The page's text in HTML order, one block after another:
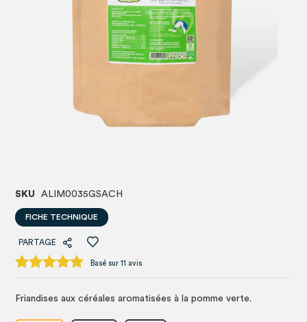
SKU ALIM0035GSACH
FICHE TECHNIQUE
PARTAGE
Basé sur 11 avis
Friandises aux céréales aromatisées à la pomme verte.